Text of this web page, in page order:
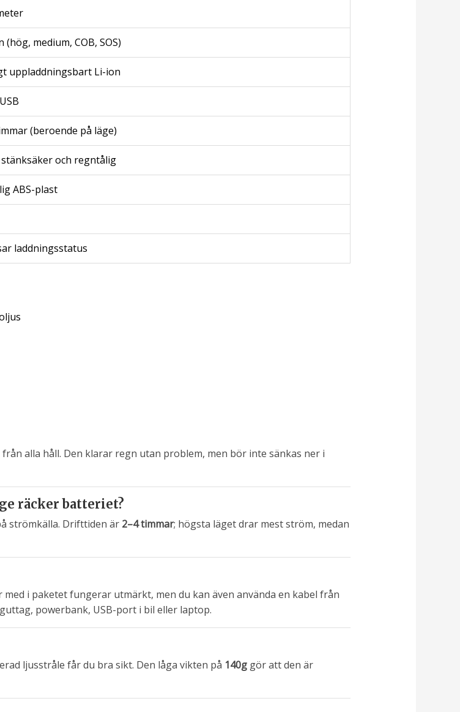
(hög, medium, COB, SOS)
uppladdningsbart Li-ion
(beroende på läge)
stänksäker och regntålig
ABS-plast
laddningsstatus
alla håll. Den klarar regn utan problem, men bör inte sänkas ner i
räcker batteriet?
strömkälla. Drifttiden är 2–4 timmar; högsta läget drar mest ström, medan
med i paketet fungerar utmärkt, men du kan även använda en kabel från
powerbank, USB-port i bil eller laptop.
ljusstråle får du bra sikt. Den låga vikten på 140ggör att den är